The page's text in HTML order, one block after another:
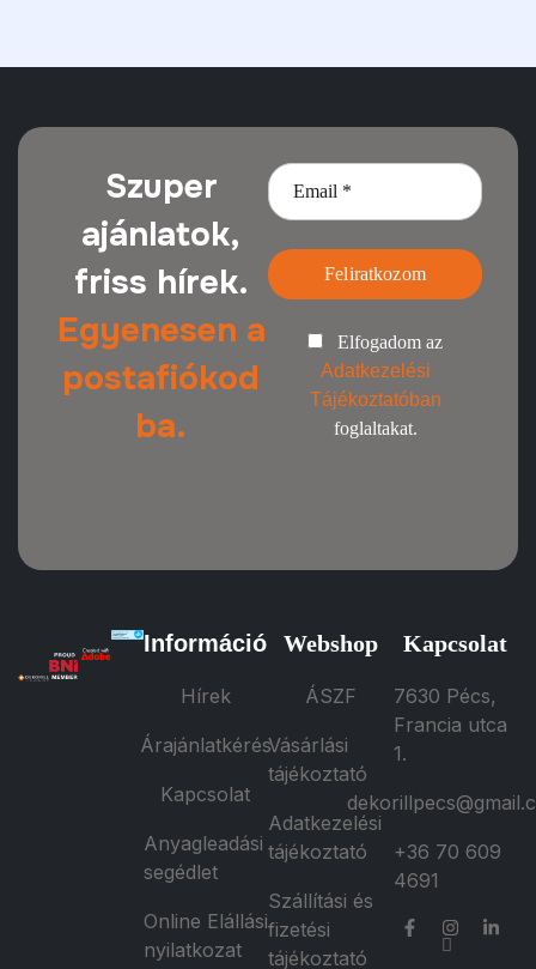
Szuper
ajánlatok,
friss hírek.
Egyenesen a
postafiókod
ba.
Feliratkozom
Elfogadom az
Adatkezelési
Tájékoztatóban
foglaltakat.
Információ
Hírek
Árajánlatkérés
Kapcsolat
Anyagleadási
segédlet
Online Elállási
nyilatkozat
Webshop
ÁSZF
Vásárlási
tájékoztató
Adatkezelési
tájékoztató
Szállítási és
fizetési
tájékoztató
Kapcsolat
7630 Pécs,
Francia utca
1.
+36 70 609
4691